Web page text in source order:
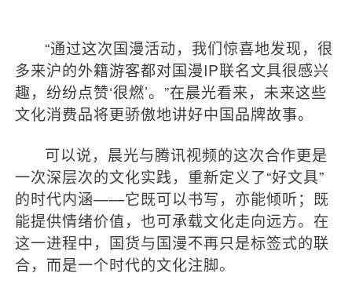
“通过这次国漫活动，我们惊喜地发现，很
多来沪的外籍游客都对国漫IP联名文具很感兴
趣，纷纷点赞‘很燃’。”在晨光看来，未来这些
文化消费品将更骄傲地讲好中国品牌故事。
可以说，晨光与腾讯视频的这次合作更是
一次深层次的文化实践，重新定义了“好文具”
的时代内涵——它既可以书写，亦能倾听；既
能提供情绪价值，也可承载文化走向远方。在
这一进程中，国货与国漫不再只是标签式的联
合，而是一个时代的文化注脚。